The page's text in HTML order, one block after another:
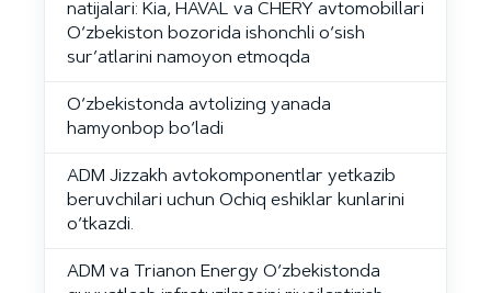
natijalari: Kia, HAVAL va CHERY avtomobillari
O‘zbekiston bozorida ishonchli o‘sish
sur’atlarini namoyon etmoqda
O‘zbekistonda avtolizing yanada
hamyonbop bo‘ladi
ADM Jizzakh avtokomponentlar yetkazib
beruvchilari uchun Ochiq eshiklar kunlarini
o‘tkazdi.
ADM va Trianon Energy O‘zbekistonda